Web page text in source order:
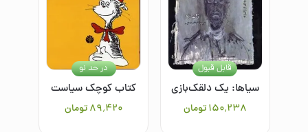
سیاها: یک دلقک‌بازی
۱۵۰٬۲۳۸ تومان
قابل قبول
کتاب کوچک سیاست
۸۹٬۴۲۰تومان
در حد نو